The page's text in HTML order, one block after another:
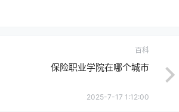
百科
保险职业学院在哪个城市
2025-7-17 1:12:00